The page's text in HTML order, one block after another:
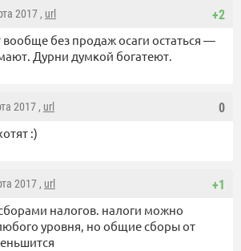
+2
2017 , url
вообще без продаж осаги остаться —
Дурни думкой богатеют.
0
2017 , url
:)
+1
2017 , url
налогов. налоги можно
уровня, но общие сборы от